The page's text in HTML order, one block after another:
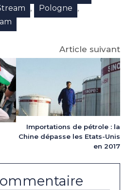
, Pologne ,
Article suivant
Importations de pétrole : la
Chine dépasse les Etats-Unis
en 2017